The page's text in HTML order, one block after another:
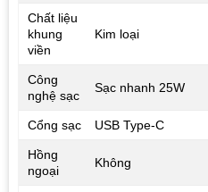
Chất liệu
khung
viền
Kim loại
Công
nghệ sạc
Sạc nhanh 25W
Cổng sạc USB Type-C
Hồng
ngoại
Không